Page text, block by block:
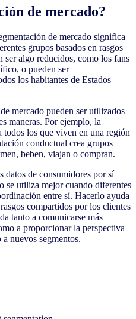
de mercado?
de mercado significa
grupos basados en rasgos
ser algo reducidos, como los fans
o pueden ser
los habitantes de Estados
mercado pueden ser utilizados
maneras. Por ejemplo, la
todos los que viven en una región
conductual crea grupos
beben, viajan o compran.
datos de consumidores por sí
se utiliza mejor cuando diferentes
entre sí. Hacerlo ayuda
compartidos por los clientes
tanto a comunicarse más
a proporcionar la perspectiva
nuevos segmentos.